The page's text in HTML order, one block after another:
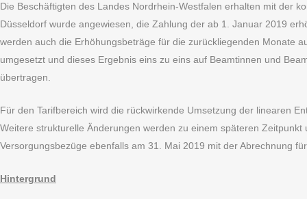
Die Beschäftigten des Landes Nordrhein-Westfalen erhalten mit der
Düsseldorf wurde angewiesen, die Zahlung der ab 1. Januar 2019
werden auch die Erhöhungsbeträge für die zurückliegenden Monate
umgesetzt und dieses Ergebnis eins zu eins auf Beamtinnen und
übertragen.
Für den Tarifbereich wird die rückwirkende Umsetzung der linearen
Weitere strukturelle Änderungen werden zu einem späteren
Versorgungsbezüge ebenfalls am 31. Mai 2019 mit der Abrechnung
Hintergrund